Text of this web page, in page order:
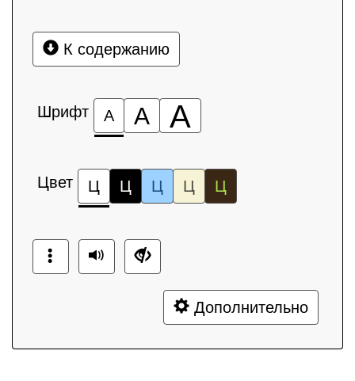
К содержанию
Шрифт А А А
Цвет Ц Ц Ц Ц Ц
Дополнительно